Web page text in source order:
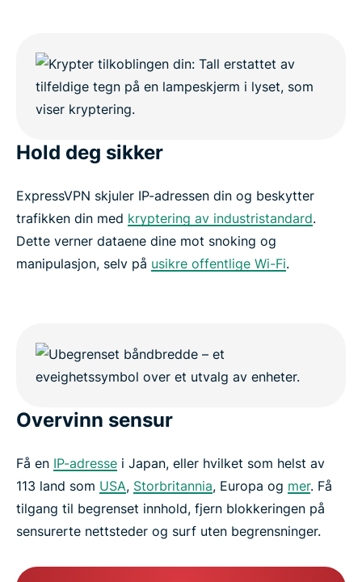
Hold deg sikker
ExpressVPN skjuler IP-adressen din og beskytter
trafikken din med kryptering av industristandard.
Dette verner dataene dine mot snoking og
manipulasjon, selv på usikre offentlige Wi-Fi.
Overvinn sensur
Få en IP-adresse i Japan, eller hvilket som helst av
113 land som USA, Storbritannia, Europa og mer. Få
tilgang til begrenset innhold, fjern blokkeringen på
sensurerte nettsteder og surf uten begrensninger.